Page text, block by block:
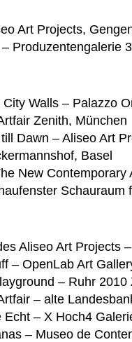
Art Projects,
Produzentengalerie
Walls – Palazzo
Zenith, München
Dawn – Aliseo Art
Basel
New
Schauraum
Aliseo Art Projects
– OpenLab Art
– Ruhr
– alte
Echt – X Hoch4
– Museo de